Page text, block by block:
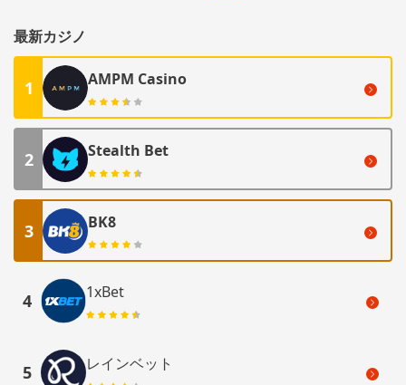
最新カジノ
1 AMPM Casino
2 Stealth Bet
3 BK8
4 1xBet
5 レインベット